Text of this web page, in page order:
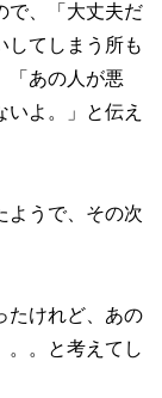
で、「大丈夫だ
してしまう所も
「あの人が悪
よ。」と伝え
ようで、その次
たけれど、あの
。。と考えてし